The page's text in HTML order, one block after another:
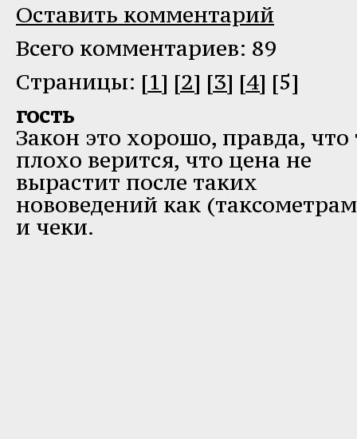
Оставить комментарий
Всего комментариев: 89
Cтраницы: [1] [2] [3] [4] [5]
гость
Закон это хорошо, правда, что
плохо верится, что цена не
вырастит после таких
нововедений как
и чеки.